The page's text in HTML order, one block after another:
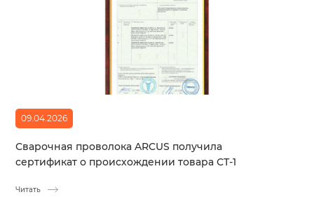
09.04.2026
Сварочная проволока ARCUS получила
сертификат о происхождении товара СТ-1
Читать